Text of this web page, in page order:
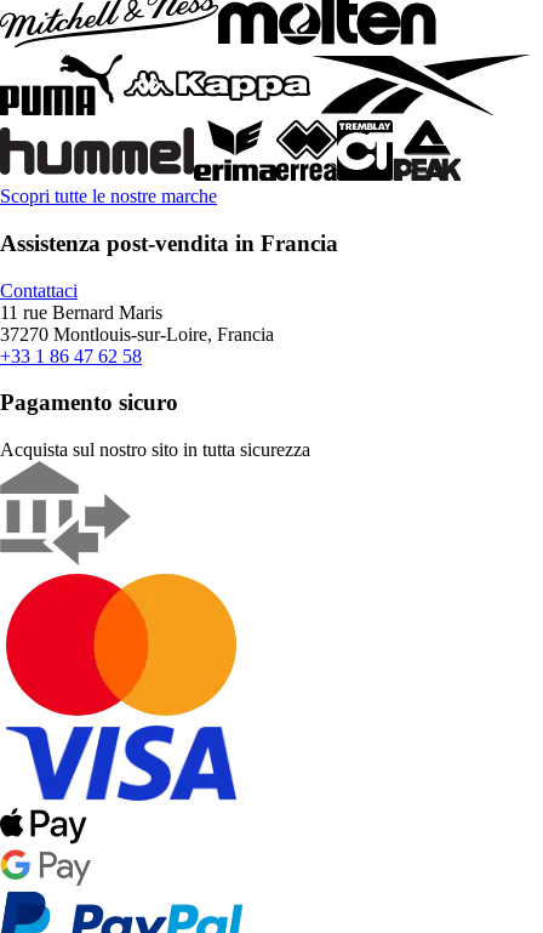
Scopri tutte le nostre marche
Assistenza post-vendita in Francia
Contattaci
11 rue Bernard Maris
37270 Montlouis-sur-Loire, Francia
+33 1 86 47 62 58
Pagamento sicuro
Acquista sul nostro sito in tutta sicurezza